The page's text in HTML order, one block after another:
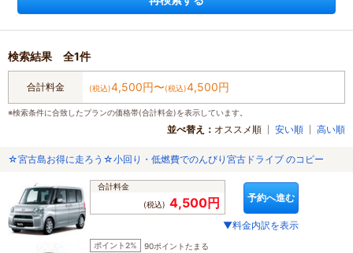
検索結果 全1件
合計料金 (税込)4,500円〜(税込)4,500円
※検索条件に合致したプランの価格帯(合計料金)を表示しています。
オススメ順 安い順 高い順
☆宮古島お得に走ろう☆小回り・低燃費でのんびり宮古ドライブ のコピー
合計料金
(税込) 4,500円 予約へ進む
▼料金内訳を表示
ポイント2% 90ポイントたまる